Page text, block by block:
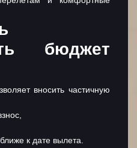
бюджет
вносить частичную
к дате вылета.